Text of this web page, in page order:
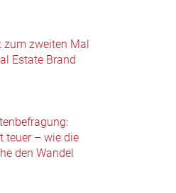
zweiten Mal
Estate Brand
teuer – wie die
den Wandel